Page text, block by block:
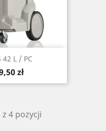
42 L / PC
zł
podgląd
4 pozycji